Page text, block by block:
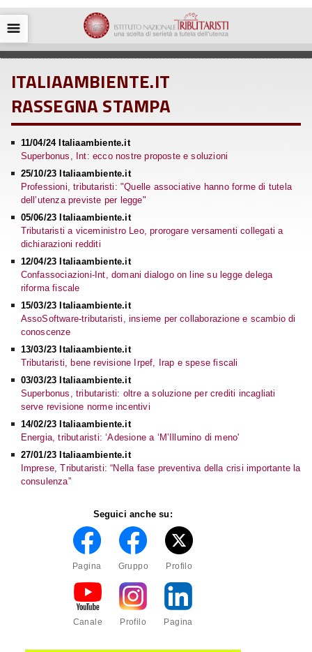
☰
ITALIAAMBIENTE.IT
RASSEGNA STAMPA
11/04/24 Italiaambiente.it
Superbonus, Int: ecco nostre proposte e soluzioni
25/10/23 Italiaambiente.it
Professioni, tributaristi: "Quelle associative hanno forme di tutela
dell’utenza previste per legge"
05/06/23 Italiaambiente.it
Tributaristi a viceministro Leo, prorogare versamenti collegati a
dichiarazioni redditi
12/04/23 Italiaambiente.it
Confassociazioni-Int, domani dialogo on line su legge delega
riforma fiscale
15/03/23 Italiaambiente.it
AssoSoftware-tributaristi, insieme per collaborazione e scambio di
conoscenze
13/03/23 Italiaambiente.it
Tributaristi, bene revisione Irpef, Irap e spese fiscali
03/03/23 Italiaambiente.it
Superbonus, tributaristi: oltre a soluzione per crediti incagliati
serve revisione norme incentivi
14/02/23 Italiaambiente.it
Energia, tributaristi: ‘Adesione a ‘M’Illumino di meno'
27/01/23 Italiaambiente.it
Imprese, Tributaristi: “Nella fase preventiva della crisi importante la
consulenza”
Seguici anche su:
Pagina Gruppo Profilo
Canale Profilo Pagina